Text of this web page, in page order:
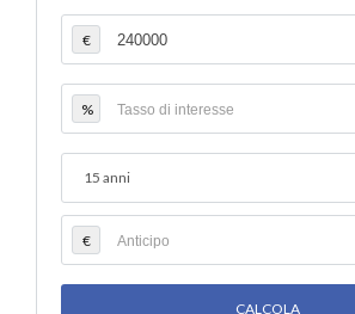
€
%
15 anni
€